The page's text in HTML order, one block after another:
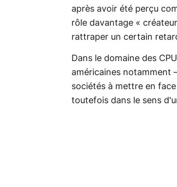
après avoir été perçu
rôle davantage «
rattraper un certain
Dans le domaine des
américaines notamment
sociétés à mettre en
toutefois dans le sens